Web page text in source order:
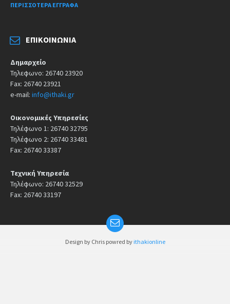
ΠΕΡΙΣΣΌΤΕΡΑ ΈΓΓΡΑΦΑ
ΕΠΙΚΟΙΝΩΝΊΑ
Δημαρχείο
Τηλεφωνο: 26740 23920
Fax: 26740 23921
e-mail: info@ithaki.gr
Οικονομικές Υπηρεσίες
Τηλέφωνο 1: 26740 32795
Τηλέφωνο 2: 26740 33481
Fax: 26740 33387
Τεχνική Υπηρεσία
Τηλέφωνο: 26740 32529
Fax: 26740 33197
Design by Chris powred by ithakionline